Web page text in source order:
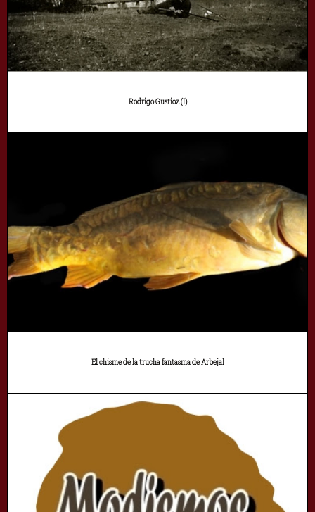
Rodrigo Gustioz (I)
El chisme de la trucha fantasma de Arbejal